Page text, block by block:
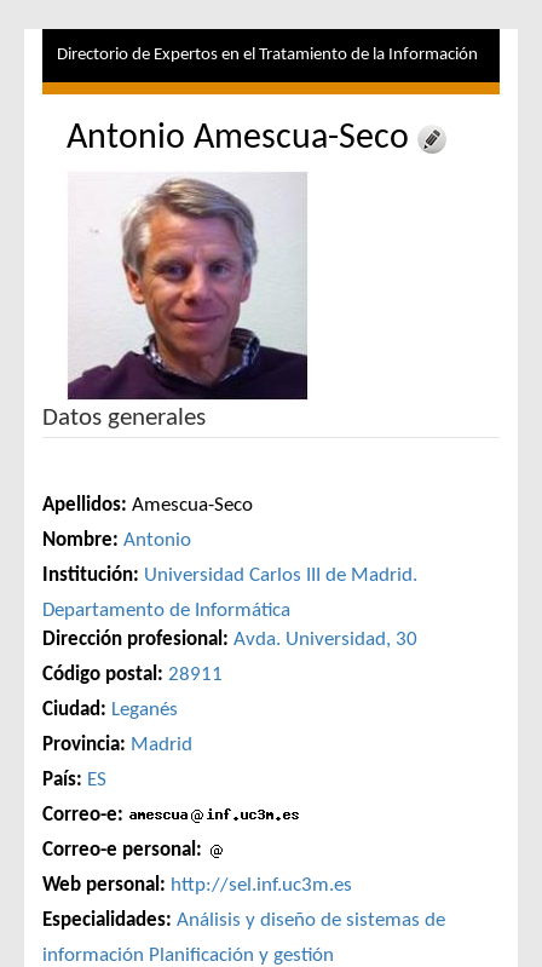
Directorio de Expertos en el Tratamiento de la Información
Antonio Amescua-Seco
Datos generales
Apellidos: Amescua-Seco
Nombre: Antonio
Institución: Universidad Carlos III de Madrid.
Departamento de Informática
Dirección profesional: Avda. Universidad, 30
Código postal: 28911
Ciudad: Leganés
Provincia: Madrid
País: ES
Correo-e:
Correo-e personal:
Web personal: http://sel.inf.uc3m.es
Especialidades: Análisis y diseño de sistemas de
información Planificación y gestión